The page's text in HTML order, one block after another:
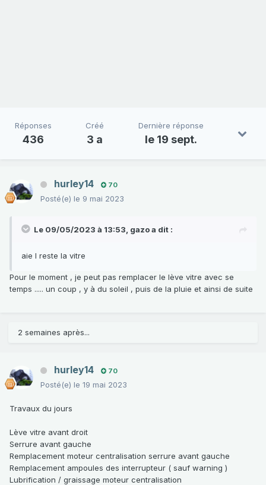
Réponses
436
Créé
3 a
Dernière réponse
le 19 sept.
hurley14 70
Posté(e) le 9 mai 2023
Le 09/05/2023 à 13:53, gazoa dit :
aie l reste la vitre
Pour le moment , je peut pas remplacer le lève vitre avec se
temps ..... un coup , y à du soleil , puis de la pluie et ainsi de suite
2 semaines après...
hurley14 70
Posté(e) le 19 mai 2023
Travaux du jours
Lève vitre avant droit
Serrure avant gauche
Remplacement moteur centralisation serrure avant gauche
Remplacement ampoules des interrupteur ( sauf warning )
Lubrification / graissage moteur centralisation